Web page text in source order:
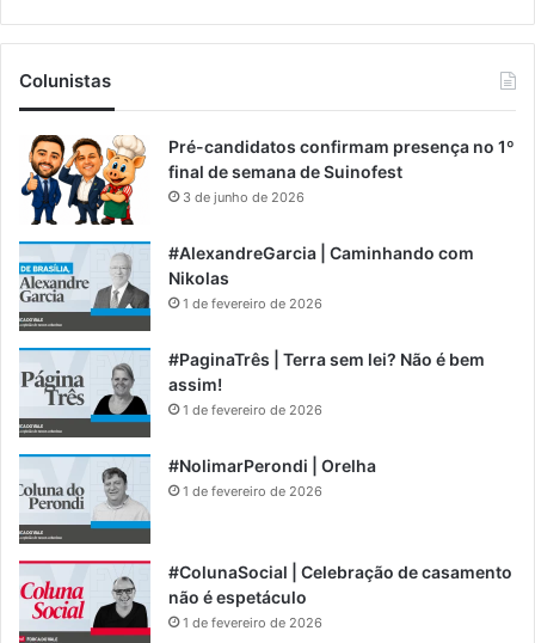
Colunistas
Pré-candidatos confirmam presença no 1º
final de semana de Suinofest
3 de junho de 2026
#AlexandreGarcia | Caminhando com
Nikolas
1 de fevereiro de 2026
#PaginaTrês | Terra sem lei? Não é bem
assim!
1 de fevereiro de 2026
#NolimarPerondi | Orelha
1 de fevereiro de 2026
#ColunaSocial | Celebração de casamento
não é espetáculo
1 de fevereiro de 2026